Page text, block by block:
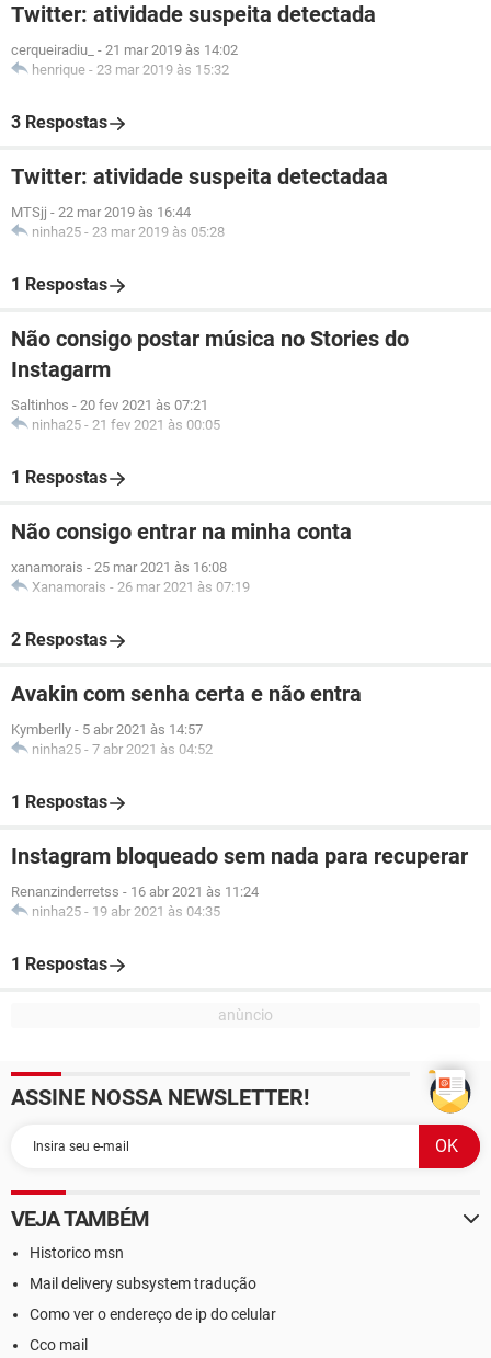
Twitter: atividade suspeita detectada
cerqueiradiu_ - 21 mar 2019 às 14:02
henrique - 23 mar 2019 às 15:32
3 Respostas
Twitter: atividade suspeita detectadaa
MTSjj - 22 mar 2019 às 16:44
ninha25 - 23 mar 2019 às 05:28
1 Respostas
Não consigo postar música no Stories do
Instagarm
Saltinhos - 20 fev 2021 às 07:21
ninha25 - 21 fev 2021 às 00:05
1 Respostas
Não consigo entrar na minha conta
xanamorais - 25 mar 2021 às 16:08
Xanamorais - 26 mar 2021 às 07:19
2 Respostas
Avakin com senha certa e não entra
Kymberlly - 5 abr 2021 às 14:57
ninha25 - 7 abr 2021 às 04:52
1 Respostas
Instagram bloqueado sem nada para recuperar
Renanzinderretss - 16 abr 2021 às 11:24
ninha25 - 19 abr 2021 às 04:35
1 Respostas
ASSINE NOSSA NEWSLETTER!
VEJA TAMBÉM
Historico msn
Mail delivery subsystem tradução
Como ver o endereço de ip do celular
Cco mail